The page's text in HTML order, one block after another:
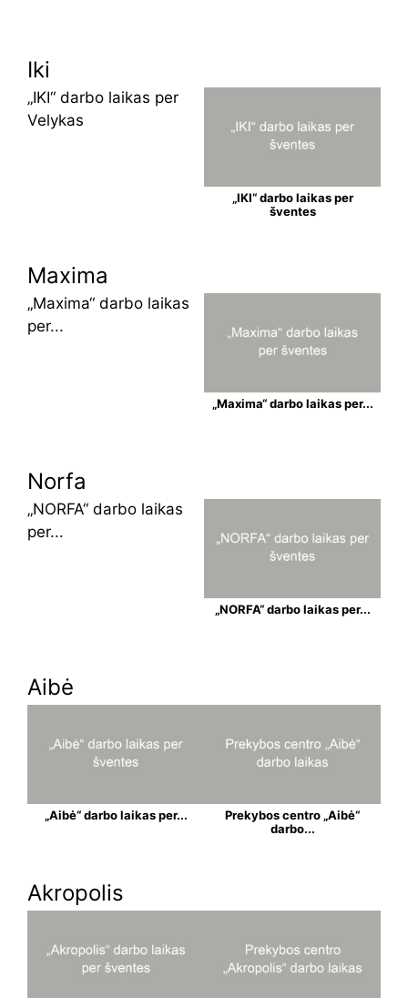
Iki
„IKI“ darbo laikas per
Velykas
„IKI“ darbo laikas per
šventes
Maxima
„Maxima“ darbo laikas
per...
„Maxima“ darbo laikas per...
Norfa
„NORFA“ darbo laikas
per...
„NORFA“ darbo laikas per...
Aibė
„Aibė“ darbo laikas per...
Prekybos centro „Aibė“
darbo...
Akropolis